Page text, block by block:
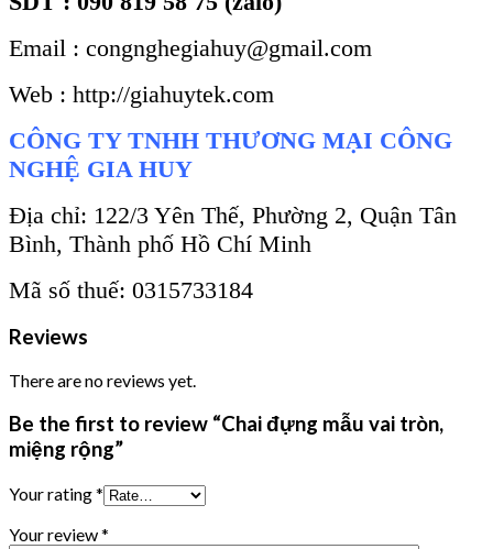
Email : congnghegiahuy@gmail.com
Web : http://giahuytek.com
CÔNG TY TNHH THƯƠNG MẠI CÔNG
NGHỆ GIA HUY
Địa chỉ: 122/3 Yên Thế, Phường 2, Quận Tân
Bình, Thành phố Hồ Chí Minh
Mã số thuế: 0315733184
Reviews
There are no reviews yet.
Be the first to review “Chai đựng mẫu vai tròn,
miệng rộng”
Your rating*
Your review*